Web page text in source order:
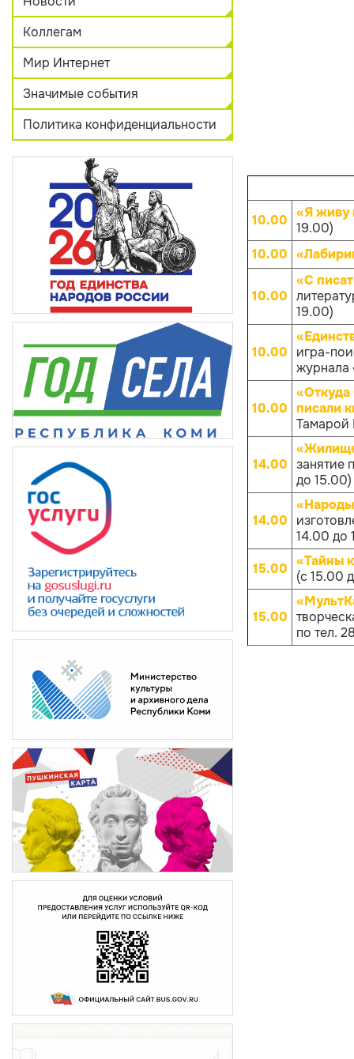
Коллегам
Мир Интернет
Значимые события
Политика конфиденциальности
10.00 «Я живу
19.00)
10.00
10.00
«С
19.00)
10.00
игра-
журнала
10.00
«Откуда
писали
Тамарой
14.00 занятие
до 15.00)
14.00
14.00 до
15.00 «Тайны
(с 15.00
15.00
по тел.